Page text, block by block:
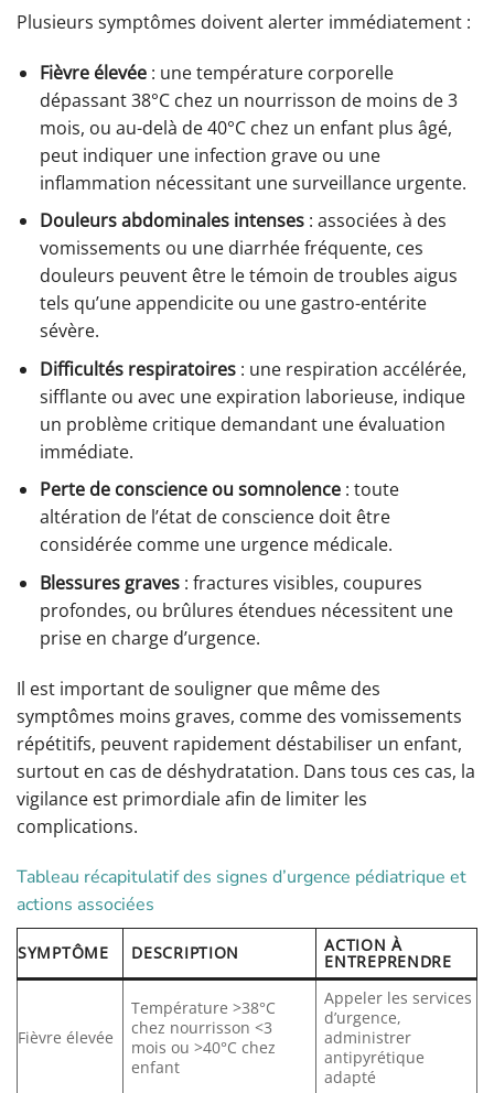
Plusieurs symptômes doivent alerter immédiatement :
Fièvre élevée: une température corporelle
dépassant 38°C chez un nourrisson de moins de 3
mois, ou au-delà de 40°C chez un enfant plus âgé,
peut indiquer une infection grave ou une
inflammation nécessitant une surveillance urgente.
Douleurs abdominales intenses: associées à des
vomissements ou une diarrhée fréquente, ces
douleurs peuvent être le témoin de troubles aigus
tels qu’une appendicite ou une gastro-entérite
sévère.
Difficultés respiratoires: une respiration accélérée,
sifflante ou avec une expiration laborieuse, indique
un problème critique demandant une évaluation
immédiate.
Perte de conscience ou somnolence: toute
altération de l’état de conscience doit être
considérée comme une urgence médicale.
Blessures graves: fractures visibles, coupures
profondes, ou brûlures étendues nécessitent une
prise en charge d’urgence.
Il est important de souligner que même des
symptômes moins graves, comme des vomissements
répétitifs, peuvent rapidement déstabiliser un enfant,
surtout en cas de déshydratation. Dans tous ces cas, la
vigilance est primordiale afin de limiter les
complications.
Tableau récapitulatif des signes d’urgence pédiatrique et
actions associées
SYMPTÔME DESCRIPTION ACTION À
ENTREPRENDRE
Fièvre élevée
Température >38°C
chez nourrisson <3
mois ou >40°C chez
enfant
Appeler les services
d’urgence,
administrer
antipyrétique
adapté